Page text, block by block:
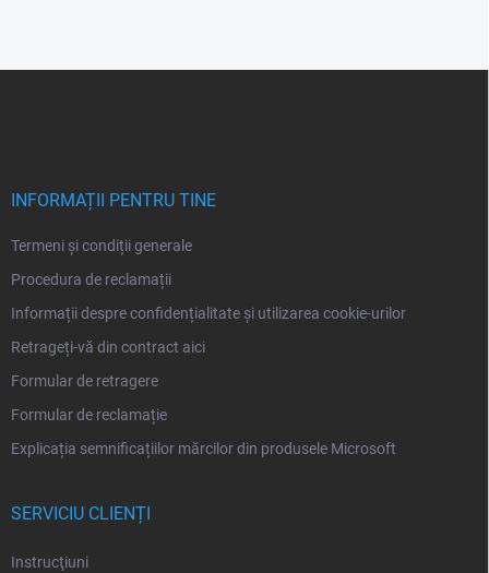
INFORMAȚII PENTRU TINE
Termeni și condiții generale
Procedura de reclamații
Informații despre confidențialitate și utilizarea cookie-urilor
Retrageți-vă din contract aici
Formular de retragere
Formular de reclamație
Explicația semnificațiilor mărcilor din produsele Microsoft
SERVICIU CLIENȚI
Instrucţiuni